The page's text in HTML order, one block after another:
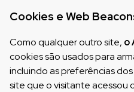
Cookies e Web
Como qualquer outro site, o
cookies são usados para
incluindo as preferências
site que o visitante acessou